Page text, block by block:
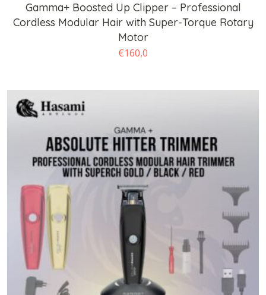
Gamma+ Boosted Up Clipper – Professional
Cordless Modular Hair with Super-Torque Rotary
Motor
€160,0